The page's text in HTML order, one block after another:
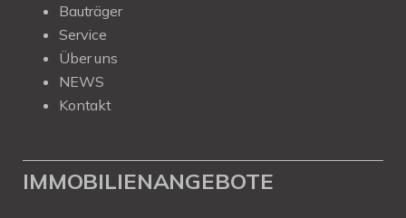
Bauträger
Service
Über uns
NEWS
Kontakt
IMMOBILIENANGEBOTE